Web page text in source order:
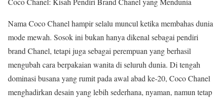
Nama Coco Chanel hampir selalu muncul ketika membahas dunia
mode mewah. Sosok ini bukan hanya dikenal sebagai pendiri
brand Chanel, tetapi juga sebagai perempuan yang berhasil
mengubah cara berpakaian wanita di seluruh dunia. Di tengah
dominasi busana yang rumit pada awal abad ke-20, Coco Chanel
menghadirkan desain yang lebih sederhana, nyaman, namun tetap